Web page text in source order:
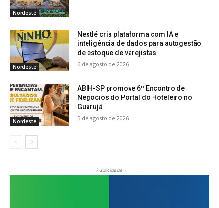
Nordeste
Nordeste
Nestlé cria plataforma com IA e
inteligência de dados para autogestão
de estoque de varejistas
6 de agosto de 2026
Nordeste
ABIH-SP promove 6º Encontro de
Negócios do Portal do Hoteleiro no
Guarujá
5 de agosto de 2026
- Publicidade -